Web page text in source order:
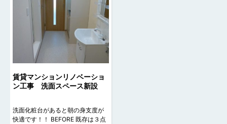
賃貸マンションリノベーショ
ン工事 洗面スペース新設
洗面化粧台があると朝の身支度が
快適です！！ BEFORE 既存は３点